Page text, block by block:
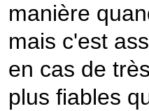
manière
mais c'est
en cas de
plus fiables